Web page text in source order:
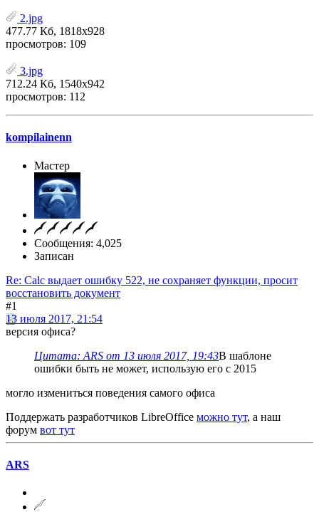
2.jpg
477.77 Кб, 1818x928
просмотров: 109
3.jpg
712.24 Кб, 1540x942
просмотров: 112
kompilainenn
Мастер
Сообщения: 4,025
Записан
Re: Calc выдает ошибку 522, не сохраняет функции, просит
восстановить документ
#1
13 июля 2017, 21:54
версия офиса?
Цитата: ARS от 13 июля 2017, 19:43В шаблоне
ошибки быть не может, использую его с 2015
могло измениться поведения самого офиса
Поддержать разработчиков LibreOffice можно тут, а наш
форум вот тут
ARS